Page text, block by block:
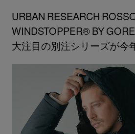
URBAN RESEARCH
WINDSTOPPER® BY
大注目の別注シリーズが今